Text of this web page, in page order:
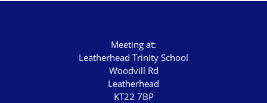
Meeting at:
Leatherhead Trinity School
Woodvill Rd
Leatherhead
KT22 7BP